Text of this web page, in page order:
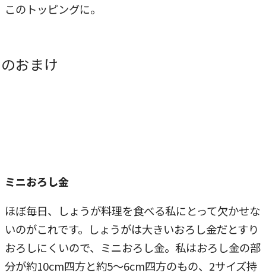
このトッピングに。
ミニおろし金
ほぼ毎日、しょうが料理を食べる私にとって欠かせな
いのがこれです。しょうがは大きいおろし金だとすり
おろしにくいので、ミニおろし金。私はおろし金の部
分が約10cm四方と約5～6cm四方のもの、2サイズ持